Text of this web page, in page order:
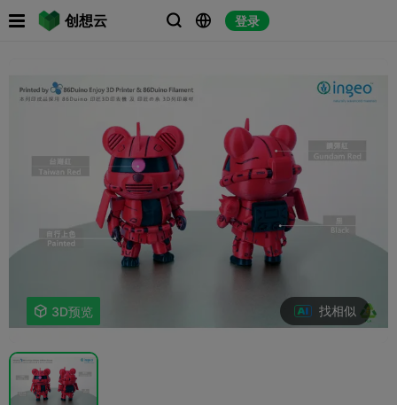
创想云   登录
 3D预览 找相似